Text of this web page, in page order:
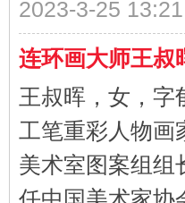
2023-3-25 13:21
连环画大师王叔
王叔晖，女，字
工笔重彩人物画
美术室图案组组